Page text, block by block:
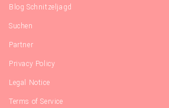
Blog Schnitzeljagd
Suchen
Partner
Privacy Policy
Legal Notice
Terms of Service